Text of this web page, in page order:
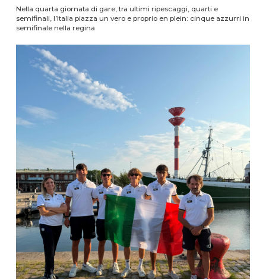
Nella quarta giornata di gare, tra ultimi ripescaggi, quarti e
semifinali, l’Italia piazza un vero e proprio en plein: cinque azzurri in
semifinale nella regina